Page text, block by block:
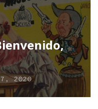
2020